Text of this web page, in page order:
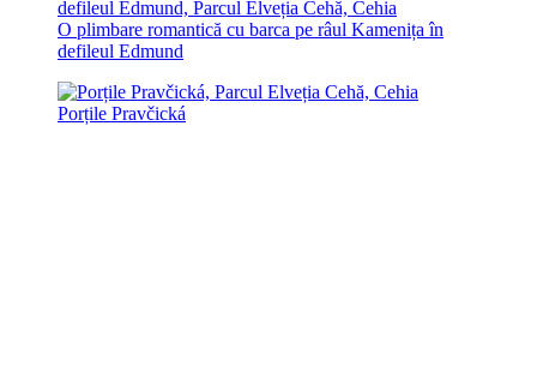
O plimbare romantică cu barca pe râul Kamenița în
defileul Edmund
Porțile Pravčická